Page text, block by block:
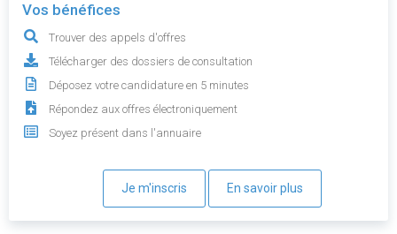
Vos bénéfices
Trouver des appels d'offres
Télécharger des dossiers de consultation
Déposez votre candidature en 5 minutes
Répondez aux offres électroniquement
Soyez présent dans l'annuaire
Je m'inscris En savoir plus